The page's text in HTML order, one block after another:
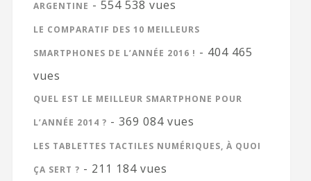
ARGENTINE - 554 538 vues
LE COMPARATIF DES 10 MEILLEURS
SMARTPHONES DE L’ANNÉE 2016 ! - 404 465
vues
QUEL EST LE MEILLEUR SMARTPHONE POUR
L’ANNÉE 2014 ? - 369 084 vues
LES TABLETTES TACTILES NUMÉRIQUES, À QUOI
ÇA SERT ? - 211 184 vues